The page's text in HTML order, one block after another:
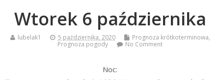
Wtorek 6 października
lubelak1 5 października, 2020 Prognoza krótkoterminowa,
Prognoza pogody
No Comment
Noc: